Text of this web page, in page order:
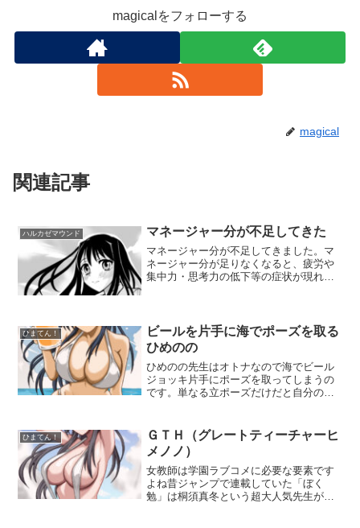
magicalをフォローする
magical
関連記事
ハルカゼマウンド マネージャー分が不足してきた
マネージャー分が不足してきました。マ
ネージャー分が足りなくなると、疲労や
集中力・思考力の低下等の症状が現れ、
イ女子マネージャーが入っ...
ひまてん！
ビールを片手に海でポーズを取る
ひめのの
ひめのの先生はオトナなので海でビール
ジョッキ片手にポーズを取ってしまうの
です。単なる立ポーズだけだと自分の画
なりました。Pixivはこちら
ひまてん！
ＧＴＨ（グレートティーチャーヒ
メノノ）
女教師は学園ラブコメに必要な要素です
よね昔ジャンプで連載していた「ぼく
勉」は桐須真冬という超大人気先生がい